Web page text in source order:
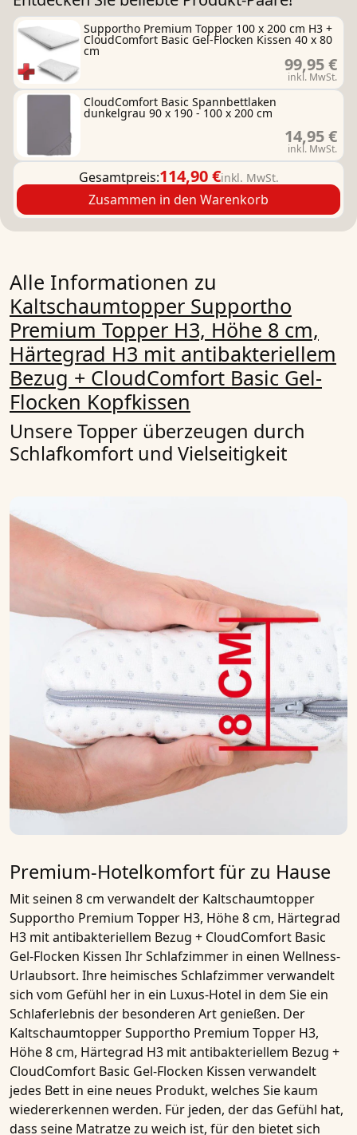
Supportho Premium Topper 100 x 200 cm H3 +
CloudComfort Basic Gel-Flocken Kissen 40 x 80
cm
99,95 €
inkl. MwSt.
CloudComfort Basic Spannbettlaken
dunkelgrau 90 x 190 - 100 x 200 cm
14,95 €
inkl. MwSt.
Gesamtpreis:114,90 €inkl. MwSt.
Zusammen in den Warenkorb
Alle Informationen zu
Kaltschaumtopper Supportho
Premium Topper H3, Höhe 8 cm,
Härtegrad H3 mit antibakteriellem
Bezug + CloudComfort Basic Gel-
Flocken Kopfkissen
Unsere Topper überzeugen durch
Schlafkomfort und Vielseitigkeit
Premium-Hotelkomfort für zu Hause
Mit seinen 8 cm verwandelt der Kaltschaumtopper
Supportho Premium Topper H3, Höhe 8 cm, Härtegrad
H3 mit antibakteriellem Bezug + CloudComfort Basic
Gel-Flocken Kissen Ihr Schlafzimmer in einen Wellness-
Urlaubsort. Ihre heimisches Schlafzimmer verwandelt
sich vom Gefühl her in ein Luxus-Hotel in dem Sie ein
Schlaferlebnis der besonderen Art genießen. Der
Kaltschaumtopper Supportho Premium Topper H3,
Höhe 8 cm, Härtegrad H3 mit antibakteriellem Bezug +
CloudComfort Basic Gel-Flocken Kissen verwandelt
jedes Bett in eine neues Produkt, welches Sie kaum
wiedererkennen werden. Für jeden, der das Gefühl hat,
dass seine Matratzezu weich ist, für den bietet sich